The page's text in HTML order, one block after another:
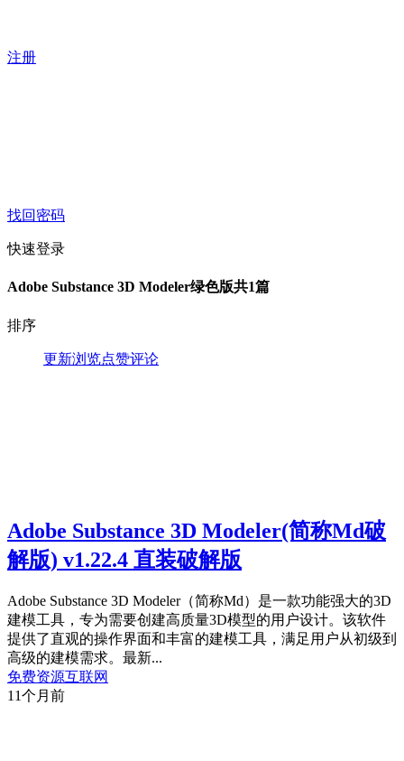
注册
找回密码
快速登录
Adobe Substance 3D Modeler绿色版共1篇
排序
更新浏览点赞评论
Adobe Substance 3D Modeler(简称Md破
解版) v1.22.4 直装破解版
Adobe Substance 3D Modeler（简称Md）是一款功能强大的3D
建模工具，专为需要创建高质量3D模型的用户设计。该软件
提供了直观的操作界面和丰富的建模工具，满足用户从初级到
高级的建模需求。最新...
免费资源互联网
11个月前